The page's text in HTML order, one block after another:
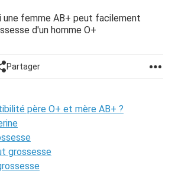
une femme AB+ peut facilement
d'un homme O+
Partager
père O+ et mère AB+ ?
grossesse